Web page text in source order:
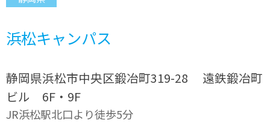
浜松キャンパス
静岡県浜松市中央区鍛冶町319-28 遠鉄鍛冶町
ビル 6F・9F
JR浜松駅北口より徒歩5分